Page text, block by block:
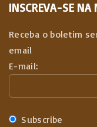
INSCREVA-SE NA
Receba o boletim
email
E-mail:
Subscribe